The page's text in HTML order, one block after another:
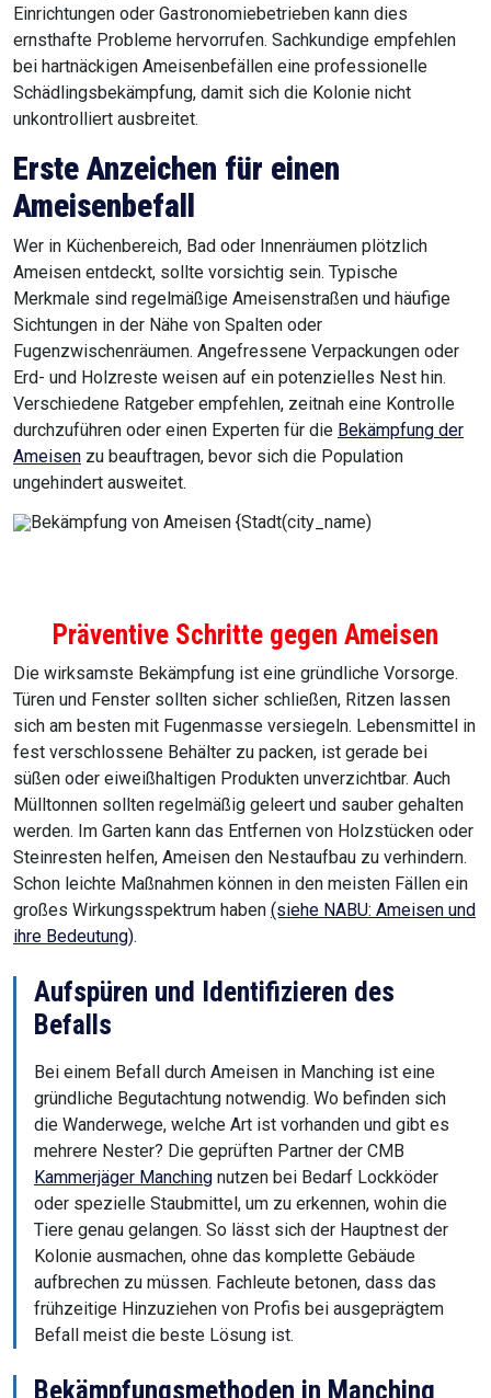
Einrichtungen oder Gastronomiebetrieben kann dies
ernsthafte Probleme hervorrufen. Sachkundige empfehlen
bei hartnäckigen Ameisenbefällen eine professionelle
Schädlingsbekämpfung, damit sich die Kolonie nicht
unkontrolliert ausbreitet.
Erste Anzeichen für einen
Ameisenbefall
Wer in Küchenbereich, Bad oder Innenräumen plötzlich
Ameisen entdeckt, sollte vorsichtig sein. Typische
Merkmale sind regelmäßige Ameisenstraßen und häufige
Sichtungen in der Nähe von Spalten oder
Fugenzwischenräumen. Angefressene Verpackungen oder
Erd- und Holzreste weisen auf ein potenzielles Nest hin.
Verschiedene Ratgeber empfehlen, zeitnah eine Kontrolle
durchzuführen oder einen Experten für die Bekämpfung der
Ameisen zu beauftragen, bevor sich die Population
ungehindert ausweitet.
Präventive Schritte gegen Ameisen
Die wirksamste Bekämpfung ist eine gründliche Vorsorge.
Türen und Fenster sollten sicher schließen, Ritzen lassen
sich am besten mit Fugenmasse versiegeln. Lebensmittel in
fest verschlossene Behälter zu packen, ist gerade bei
süßen oder eiweißhaltigen Produkten unverzichtbar. Auch
Mülltonnen sollten regelmäßig geleert und sauber gehalten
werden. Im Garten kann das Entfernen von Holzstücken oder
Steinresten helfen, Ameisen den Nestaufbau zu verhindern.
Schon leichte Maßnahmen können in den meisten Fällen ein
großes Wirkungsspektrum haben (siehe NABU: Ameisen und
ihre Bedeutung).
Aufspüren und Identifizieren des
Befalls
Bei einem Befall durch Ameisen in Manching ist eine
gründliche Begutachtung notwendig. Wo befinden sich
die Wanderwege, welche Art ist vorhanden und gibt es
mehrere Nester? Die geprüften Partner der CMB
Kammerjäger Manching nutzen bei Bedarf Lockköder
oder spezielle Staubmittel, um zu erkennen, wohin die
Tiere genau gelangen. So lässt sich der Hauptnest der
Kolonie ausmachen, ohne das komplette Gebäude
aufbrechen zu müssen. Fachleute betonen, dass das
frühzeitige Hinzuziehen von Profis bei ausgeprägtem
Befall meist die beste Lösung ist.
Bekämpfungsmethoden in Manching